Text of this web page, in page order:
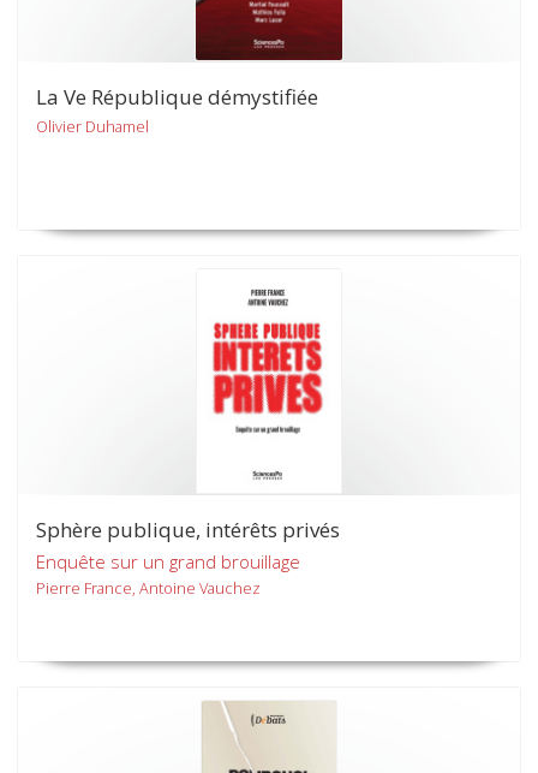
La Ve République démystifiée
Olivier Duhamel
Sphère publique, intérêts privés
Enquête sur un grand brouillage
Pierre France, Antoine Vauchez